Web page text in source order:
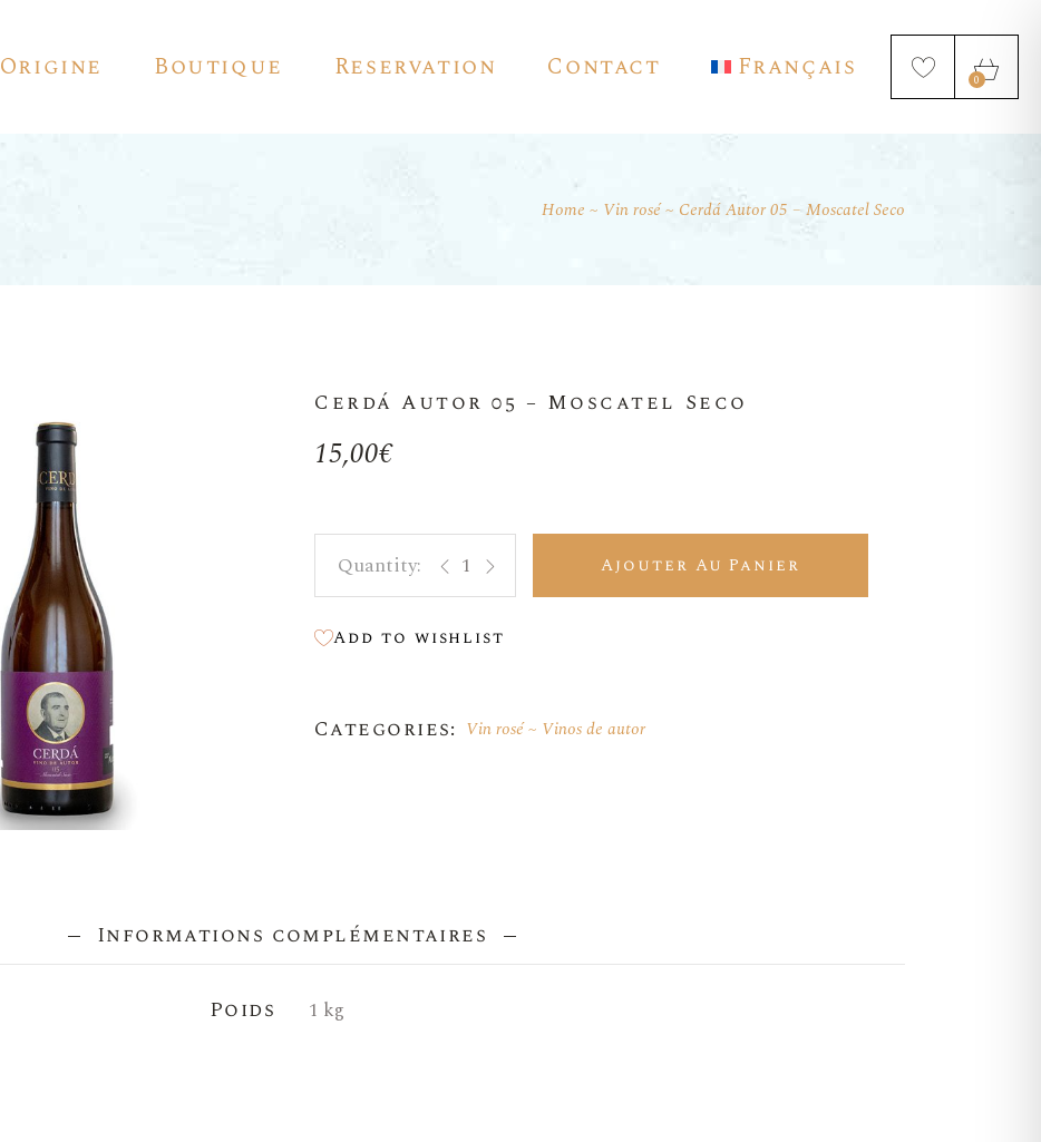
Origine Boutique Reservation Contact Français
English
0
Home Vin rosé Cerdá Autor 05 – Moscatel Seco
Cerdá Autor 05 – Moscatel Seco
15,00€
Cerdá Autor 05 - Moscatel Seco quantity
Ajouter Au Panier
Add to wishlist
Categories: Vin rosé Vinos de autor
Informations complémentaires
Poids 1 kg